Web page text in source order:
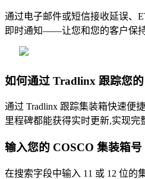
通过电子邮件或短信接收延误、
即时通知——让您和您的客户保持
如何通过 Tradlinx 跟踪您
通过 Tradlinx 跟踪集装箱快速便
里程碑都能获得实时更新,实现完
输入您的 COSCO 集装箱号
在搜索字段中输入 11 或 12 位的